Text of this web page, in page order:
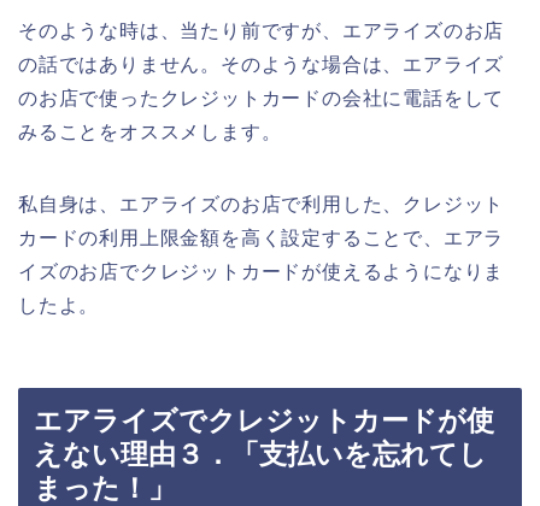
そのような時は、当たり前ですが、エアライズのお店
の話ではありません。そのような場合は、エアライズ
のお店で使ったクレジットカードの会社に電話をして
みることをオススメします。
私自身は、エアライズのお店で利用した、クレジット
カードの利用上限金額を高く設定することで、エアラ
イズのお店でクレジットカードが使えるようになりま
したよ。
エアライズでクレジットカードが使
えない理由３．「支払いを忘れてし
まった！」